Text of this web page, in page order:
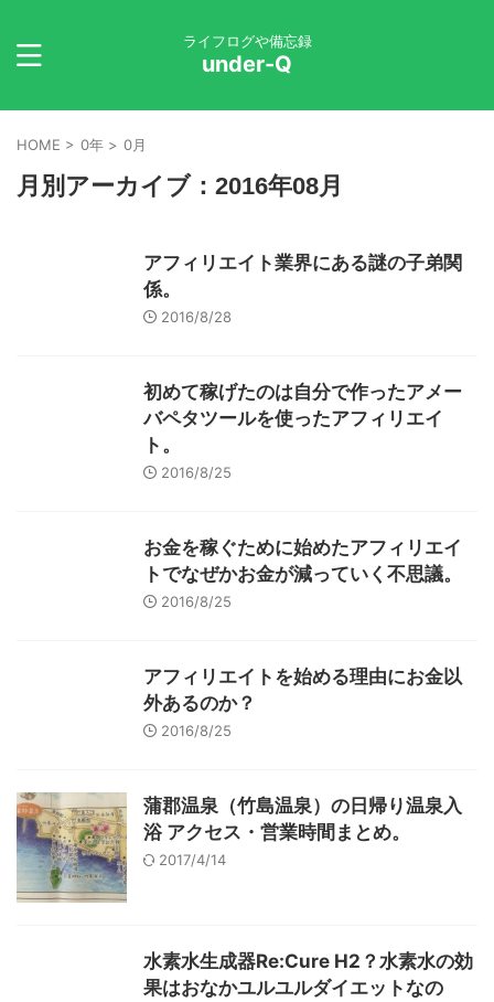
ライフログや備忘録
under-Q
HOME > 0年 > 0月
月別アーカイブ：2016年08月
アフィリエイト業界にある謎の子弟関
係。
2016/8/28
初めて稼げたのは自分で作ったアメー
バペタツールを使ったアフィリエイ
ト。
2016/8/25
お金を稼ぐために始めたアフィリエイ
トでなぜかお金が減っていく不思議。
2016/8/25
アフィリエイトを始める理由にお金以
外あるのか？
2016/8/25
蒲郡温泉（竹島温泉）の日帰り温泉入
浴 アクセス・営業時間まとめ。
2017/4/14
水素水生成器Re:Cure H2？水素水の効
果はおなかユルユルダイエットなの